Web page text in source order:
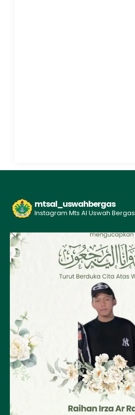
mtsal_uswahbergas
Instagram Mts Al Uswah Bergas